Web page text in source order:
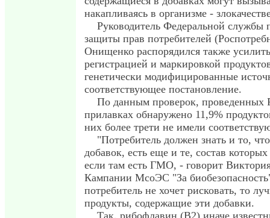
накапливаясь в организме -
Руководитель Федеральной службы
защиты прав потребителей
Онищенко распорядился также
регистрацией и маркировкой
генетически модифицированные
соответствующее постановление.
По данным проверок, проведенных
прилавках обнаружено 11,9%
них более трети не имели
"Потребитель должен знать и то,
добавок, есть еще и те, состав
если там есть ГМО, - говорит
Кампании МсоЭС "За
потребитель не хочет рисковать, то
продукты, содержащие эти добавки.
Так, рибофлавин (B2) иначе